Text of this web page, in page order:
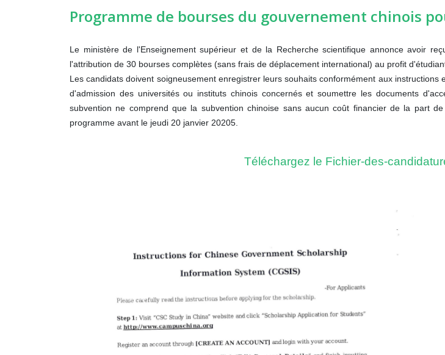
Programme de bourses du gouvernement chinois
Le ministère de l'Enseignement supérieur et de la Recherche scientifique annonce avoir
l'attribution de 30 bourses complètes (sans frais de déplacement international) au profit
Les candidats doivent soigneusement enregistrer leurs souhaits conformément aux
d'admission des universités ou instituts chinois concernés et soumettre les documents
subvention ne comprend que la subvention chinoise sans aucun coût financier de la part de
programme avant le jeudi 20 janvier 20205.
Téléchargez le Fichier-des-